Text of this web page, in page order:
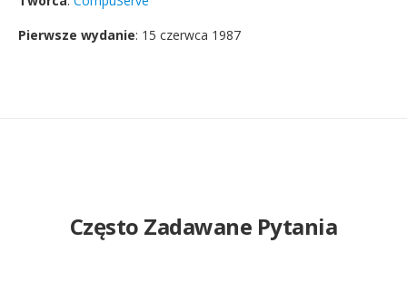
Pierwsze wydanie: 15 czerwca 1987
Często Zadawane Pytania